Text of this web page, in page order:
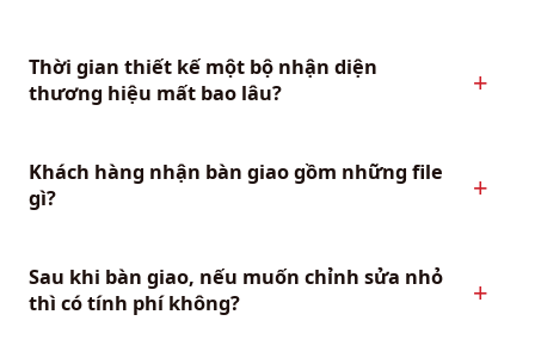
Thời gian thiết kế một bộ nhận diện
thương hiệu mất bao lâu?
Khách hàng nhận bàn giao gồm những file
gì?
Sau khi bàn giao, nếu muốn chỉnh sửa nhỏ
thì có tính phí không?